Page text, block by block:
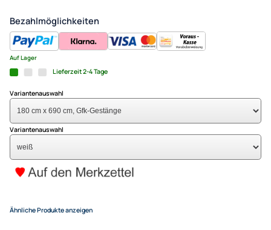
x 690 cm Gfk-Gestänge weiß
42,90 €
Alle Preise inkl. gesetzlicher MwSt.
+ EUR 6,50 Versandkosten
- +
Bezahlmöglichkeiten
Lieferzeit 2-4 Tage